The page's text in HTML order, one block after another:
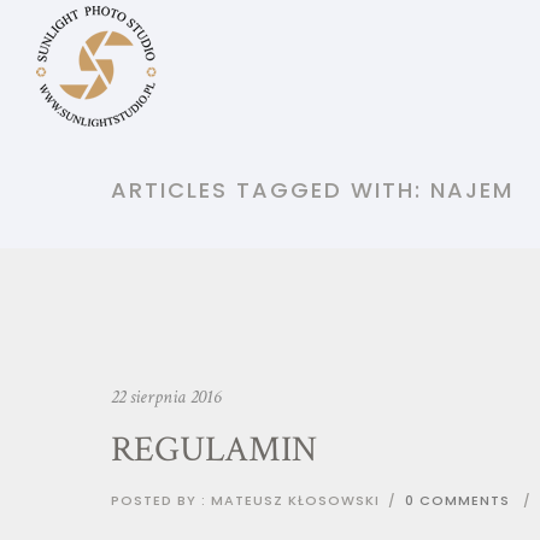
ARTICLES TAGGED WITH: NAJEM
22 sierpnia 2016
REGULAMIN
POSTED BY : MATEUSZ KŁOSOWSKI / 0 COMMENTS /